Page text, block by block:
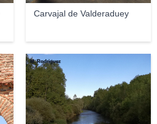
Carvajal de Valderaduey
M. Rodriguez